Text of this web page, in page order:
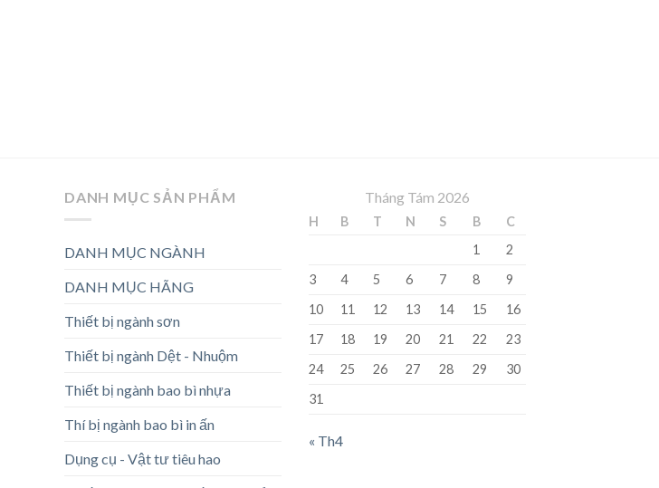
DANH MỤC SẢN PHẨM
DANH MỤC NGÀNH
DANH MỤC HÃNG
Thiết bị ngành sơn
Thiết bị ngành Dệt - Nhuộm
Thiết bị ngành bao bì nhựa
Thí bị ngành bao bì in ấn
Dụng cụ - Vật tư tiêu hao
Tháng Tám 2026
H B T N S B
C
1
2
3
4 5 6 7 8
9
10
11 12 13 14 15
16
17
18 19 20 21 22
23
24
25 26 27 28 29
30
31
« Th4